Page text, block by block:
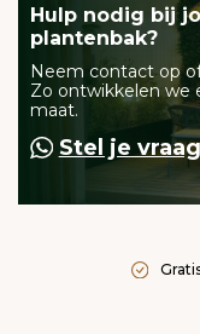
Hulp nodig bij
plantenbak?
Neem contact op
Zo ontwikkelen we
maat.
Stel je vraag